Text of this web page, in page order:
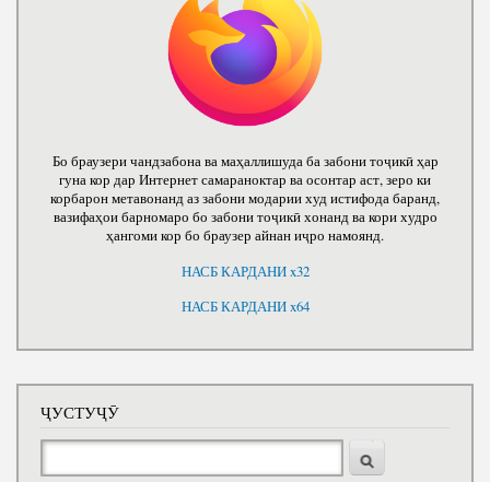
Бо браузери чандзабона ва маҳаллишуда ба забони тоҷикӣ ҳар
гуна кор дар Интернет самараноктар ва осонтар аст, зеро ки
корбарон метавонанд аз забони модарии худ истифода баранд,
вазифаҳои барномаро бо забони тоҷикӣ хонанд ва кори худро
ҳангоми кор бо браузер айнан иҷро намоянд.
НАСБ КАРДАНИ x32
НАСБ КАРДАНИ x64
ҶУСТУҶӮ
Ҷустуҷӯ